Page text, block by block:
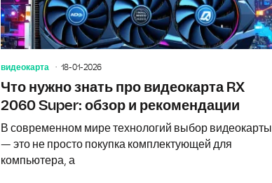
видеокарта 18-01-2026
Что нужно знать про видеокарта RX
2060 Super: обзор и рекомендации
В современном мире технологий выбор видеокарты
— это не просто покупка комплектующей для
компьютера, а